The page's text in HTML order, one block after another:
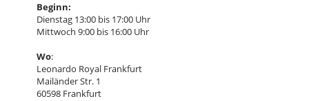
Beginn:
Dienstag 13:00 bis 17:00 Uhr
Mittwoch 9:00 bis 16:00 Uhr
Wo:
Leonardo Royal Frankfurt
Mailänder Str. 1
60598 Frankfurt